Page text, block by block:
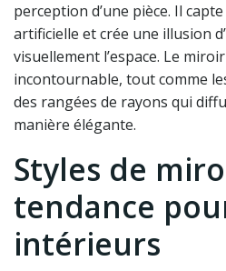
perception d’une pièce. Il
artificielle et crée une illusion
visuellement l’espace. Le
incontournable, tout comme
des rangées de rayons qui
manière élégante.
Styles de
tendance
intérieurs